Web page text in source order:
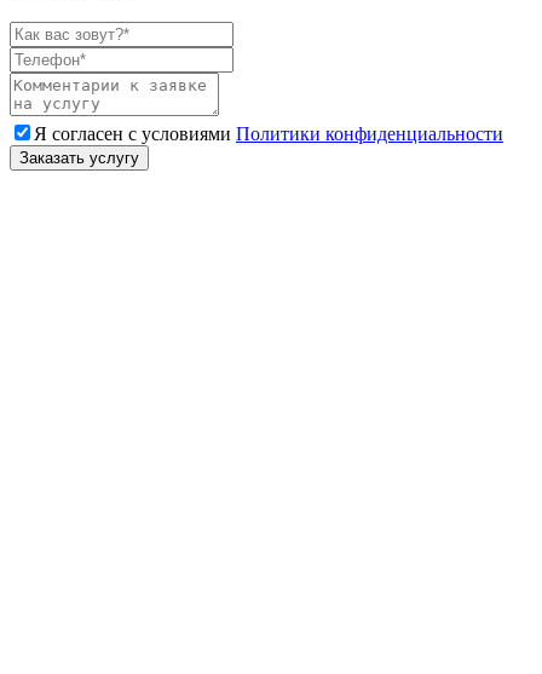
Я согласен с условиями Политики конфиденциальности
Заказать услугу